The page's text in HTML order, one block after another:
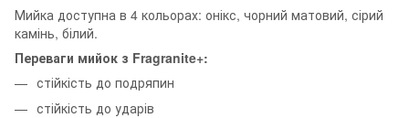
Мийка доступна в 4 кольорах: онікс, чорний матовий, сірий
камінь, білий.
Переваги мийок з Fragranite+:
стійкість до подряпин
стійкість до ударів